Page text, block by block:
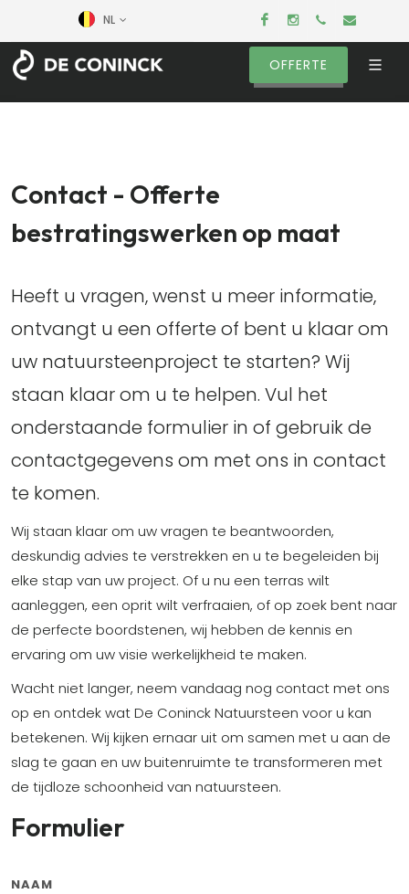
NL FacebookInstagram+32 (0) 52
OFFERTE
Contact - Offerte
bestratingswerken op maat
Heeft u vragen, wenst u meer informatie,
ontvangt u een offerte of bent u klaar om
uw natuursteenproject te starten? Wij
staan klaar om u te helpen. Vul het
onderstaande formulier in of gebruik de
contactgegevens om met ons in contact
te komen.
Wij staan klaar om uw vragen te beantwoorden,
deskundig advies te verstrekken en u te begeleiden bij
elke stap van uw project. Of u nu een terras wilt
aanleggen, een oprit wilt verfraaien, of op zoek bent naar
de perfecte boordstenen, wij hebben de kennis en
ervaring om uw visie werkelijkheid te maken.
Wacht niet langer, neem vandaag nog contact met ons
op en ontdek wat De Coninck Natuursteen voor u kan
betekenen. Wij kijken ernaar uit om samen met u aan de
slag te gaan en uw buitenruimte te transformeren met
de tijdloze schoonheid van natuursteen.
Formulier
NAAM